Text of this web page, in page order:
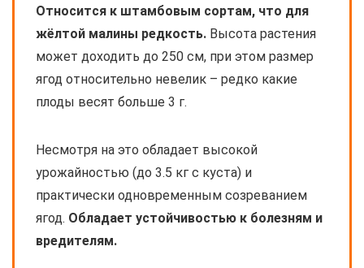
Относится к штамбовым сортам, что для
жёлтой малины редкость. Высота растения
может доходить до 250 см, при этом размер
ягод относительно невелик – редко какие
плоды весят больше 3 г.
Несмотря на это обладает высокой
урожайностью (до 3.5 кг с куста) и
практически одновременным созреванием
ягод. Обладает устойчивостью к болезням и
вредителям.